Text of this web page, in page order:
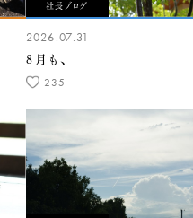
社長ブログ
2026.07.31
8月も、
235